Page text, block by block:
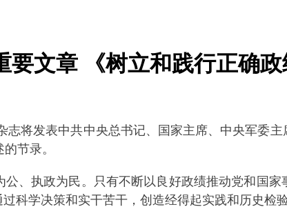
文章 《树立和践行正确政
发表中共中央总书记、国家主席、中央军委主
节录。
执政为民。只有不断以良好政绩推动党和国家
科学决策和实干苦干，创造经得起实践和历史检